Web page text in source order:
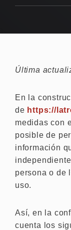
Última
En la
de https://
medidas con
posible de
información
persona o de
uso.
Así, en la
cuenta los